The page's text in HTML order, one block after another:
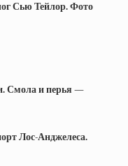
Сью Тейлор. Фото
Смола и перья —
Лос-Анджелеса.